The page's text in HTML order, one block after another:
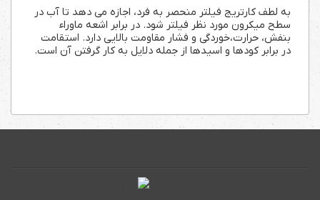
به لطف کارتریج فیلتر منحصر به فرد، اجازه می دهد تا آب در
سطح میکرون مورد نظر فیلتر شود. در برابر اشعه ماوراء
بنفش، حرارت،خوردگی و فشار مقاومت بالایی دارد. استقامت
در برابر کودها و اسیدها از جمله دلایل به کار گرفتن آن است.